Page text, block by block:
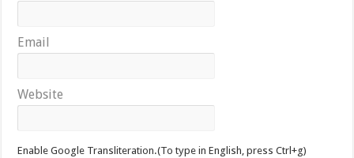
Email
Website
Enable Google Transliteration.(To type in English, press Ctrl+g)